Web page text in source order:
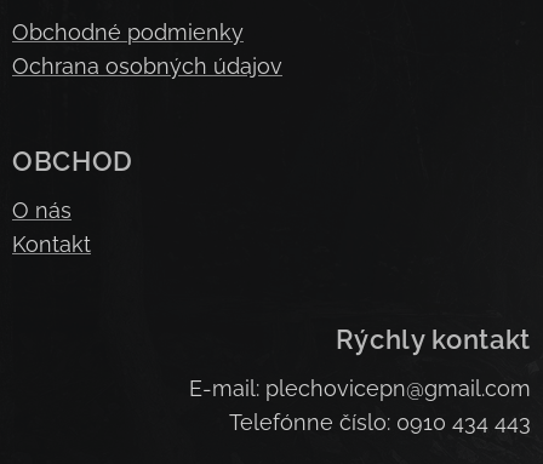
Obchodné podmienky
Ochrana osobných údajov
OBCHOD
O nás
Kontakt
Rýchly kontakt
E-mail: plechovicepn@gmail.com
Telefónne číslo: 0910 434 443